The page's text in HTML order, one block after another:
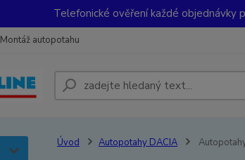
Telefonické ověření každé objednávky
Montáž autopotahu
Úvod Autopotahy DACIA